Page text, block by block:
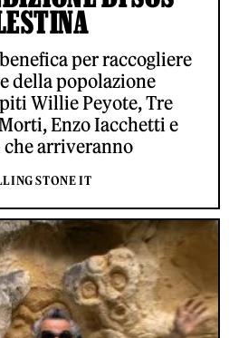
per raccogliere
della popolazione
Willie Peyote, Tre
Enzo Iacchetti e
arriveranno
STONE IT